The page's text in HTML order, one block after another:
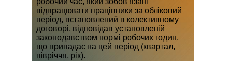
відпрацювати працівники за обліковий
період, встановлений в колективному
договорі, відповідав установленій
законодавством нормі робочих годин,
що припадає на цей період (квартал,
півріччя, рік).